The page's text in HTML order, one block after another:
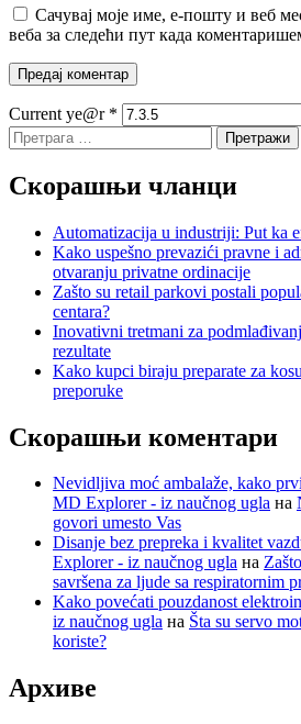
Сачувај моје име, е-пошту и веб
веба за следећи пут када
Current ye@r *
Претрага
за:
Скорашњи чланци
Automatizacija u industriji: Put ka
Kako uspešno prevazići pravne i
otvaranju privatne ordinacije
Zašto su retail parkovi postali
centara?
Inovativni tretmani za
rezultate
Kako kupci biraju preparate za
preporuke
Скорашњи коментари
Nevidljiva moć ambalaže, kako
MD Explorer - iz naučnog ugla на
govori umesto Vas
Disanje bez prepreka i kvalitet
Explorer - iz naučnog ugla на
savršena za ljude sa respiratornim
Kako povećati pouzdanost
iz naučnog ugla на Šta su servo
koriste?
Архиве